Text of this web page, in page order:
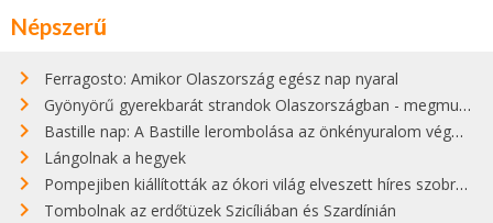
Népszerű
Ferragosto: Amikor Olaszország egész nap nyaral
Gyönyörű gyerekbarát strandok Olaszországban - megmutatjuk a 15 legjobbat
Bastille nap: A Bastille lerombolása az önkényuralom végét jelentette
Lángolnak a hegyek
Pompejiben kiállították az ókori világ elveszett híres szobrának másolatát
Tombolnak az erdőtüzek Szicíliában és Szardínián